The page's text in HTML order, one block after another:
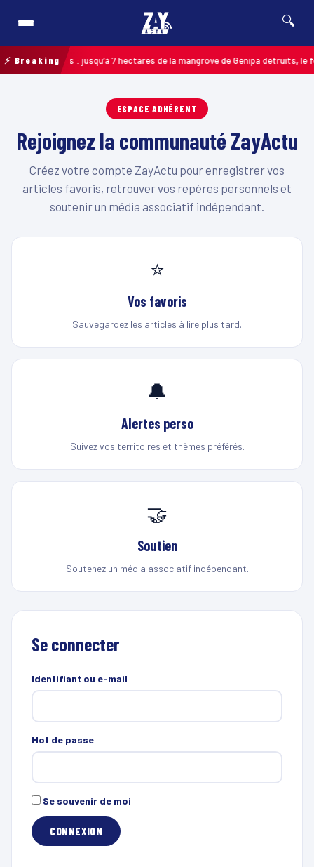
🔍
⚡ Breakingà Ducos : jusqu’à 7 hectares de la mangrove de Génipa détruits, le
ESPACE ADHÉRENT
Rejoignez la communauté ZayActu
Créez votre compte ZayActu pour enregistrer vos
articles favoris, retrouver vos repères personnels et
soutenir un média associatif indépendant.
⭐
Vos favoris
Sauvegardez les articles à lire plus tard.
🔔
Alertes perso
Suivez vos territoires et thèmes préférés.
🤝
Soutien
Soutenez un média associatif indépendant.
Se connecter
Identifiant ou e-mail
Mot de passe
Se souvenir de moi